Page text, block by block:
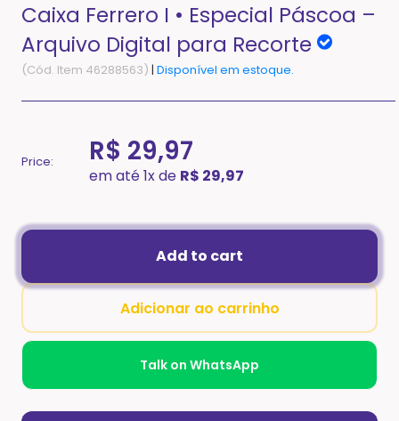
Caixa Ferrero I • Especial Páscoa –
Arquivo Digital para Recorte
(Cód. Item 46288563) | Disponível em estoque.
Price: R$ 29,97
em até 1x de R$ 29,97
Add to cart
Adicionar ao carrinho
Talk on WhatsApp